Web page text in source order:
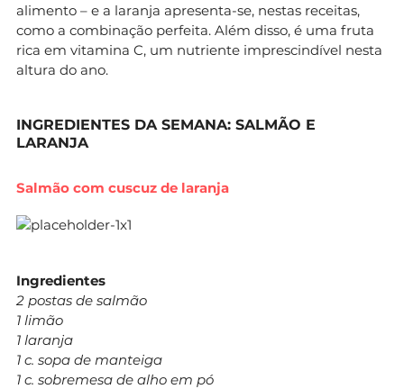
alimento – e a laranja apresenta-se, nestas receitas,
como a combinação perfeita. Além disso, é uma fruta
rica em vitamina C, um nutriente imprescindível nesta
altura do ano.
INGREDIENTES DA SEMANA: SALMÃO E
LARANJA
Salmão com cuscuz de laranja
Ingredientes
2 postas de salmão
1 limão
1 laranja
1 c. sopa de manteiga
1 c. sobremesa de alho em pó